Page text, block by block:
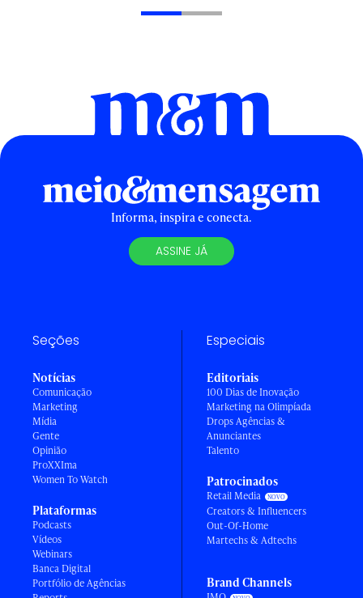
Informa, inspira e conecta.
ASSINE JÁ
Seções
Notícias
Comunicação
Marketing
Mídia
Gente
Opinião
ProXXIma
Women To Watch
Plataformas
Podcasts
Vídeos
Webinars
Banca Digital
Portfólio de Agências
Especiais
Editoriais
100 Dias de Inovação
Marketing na Olimpíada
Drops Agências &
Anunciantes
Talento
Patrocinados
Retail Media
Creators & Influencers
Out-Of-Home
Martechs & Adtechs
Brand Channels